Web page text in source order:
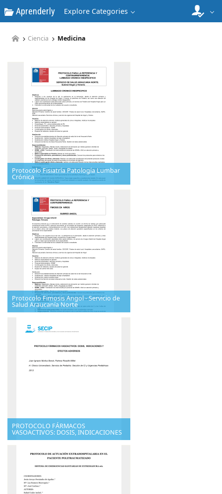
Aprenderly Explore Categories
Ciencia Medicina
Protocolo Fisiatría Patología Lumbar
Crónica
Protocolo Fimosis Angol - Servicio de
Salud Araucanía Norte
PROTOCOLO FÁRMACOS
VASOACTIVOS: DOSIS, INDICACIONES